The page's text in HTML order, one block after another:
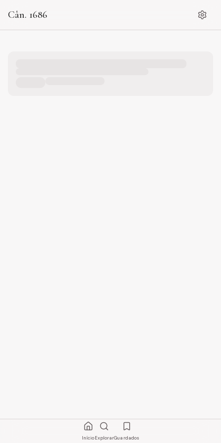
Cân. 1686
InícioExplorarGuardados